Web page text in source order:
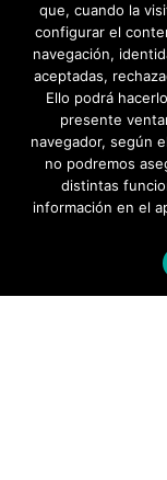
que, cuando la
configurar el
navegación,
aceptadas,
Ello podrá
presente
navegador, según
no podremos
distintas
información en el